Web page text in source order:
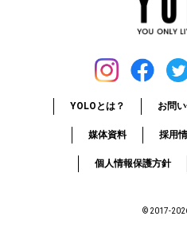
YOLOとは？ お問
媒体資料 採用
個人情報保護方針
© 2017-